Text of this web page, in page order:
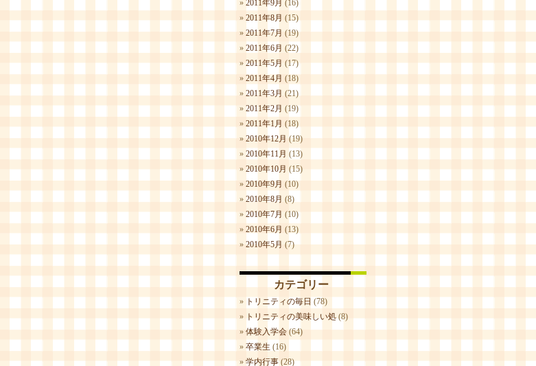
2011年9月 (16)
2011年8月 (15)
2011年7月 (19)
2011年6月 (22)
2011年5月 (17)
2011年4月 (18)
2011年3月 (21)
2011年2月 (19)
2011年1月 (18)
2010年12月 (19)
2010年11月 (13)
2010年10月 (15)
2010年9月 (10)
2010年8月 (8)
2010年7月 (10)
2010年6月 (13)
2010年5月 (7)
カテゴリー
トリニティの毎日 (78)
トリニティの美味しい処(8)
体験入学会 (64)
卒業生 (16)
学内行事 (28)